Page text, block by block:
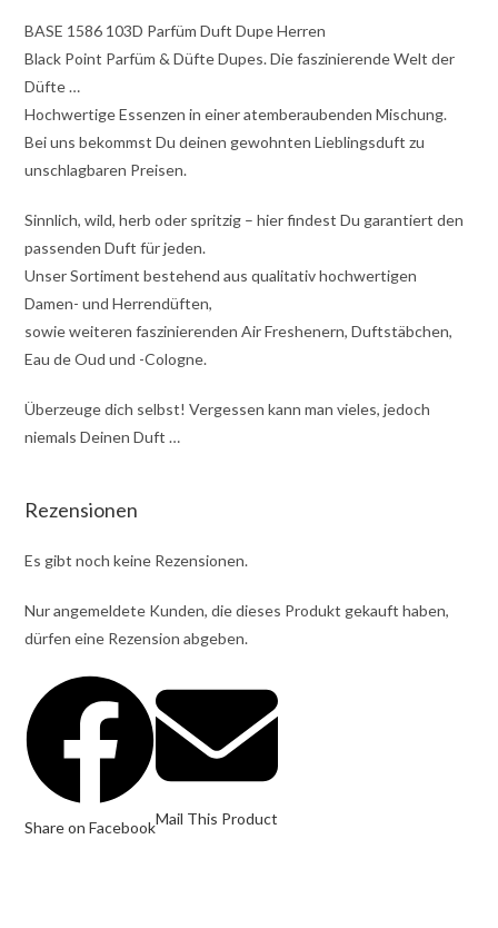
BASE 1586 103D Parfüm Duft Dupe Herren
Black Point Parfüm & Düfte Dupes. Die faszinierende Welt der
Düfte …
Hochwertige Essenzen in einer atemberaubenden Mischung.
Bei uns bekommst Du deinen gewohnten Lieblingsduft zu
unschlagbaren Preisen.
Sinnlich, wild, herb oder spritzig – hier findest Du garantiert den
passenden Duft für jeden.
Unser Sortiment bestehend aus qualitativ hochwertigen
Damen- und Herrendüften,
sowie weiteren faszinierenden Air Freshenern, Duftstäbchen,
Eau de Oud und -Cologne.
Überzeuge dich selbst! Vergessen kann man vieles, jedoch
niemals Deinen Duft …
Rezensionen
Es gibt noch keine Rezensionen.
Nur angemeldete Kunden, die dieses Produkt gekauft haben,
dürfen eine Rezension abgeben.
Share on FacebookMail This Product